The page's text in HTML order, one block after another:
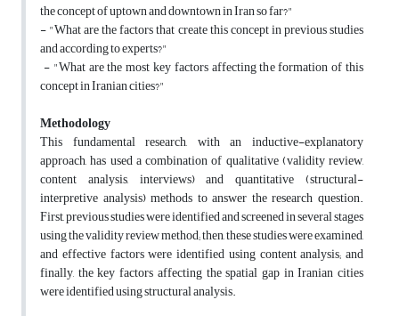
the concept of uptown and downtown in Iran so far?"
- "What are the factors that create this concept in previous studies
and according to experts?"
- "What are the most key factors affecting the formation of this
concept in Iranian cities?"
Methodology
This fundamental research, with an inductive-explanatory
approach, has used a combination of qualitative (validity review,
content analysis, interviews) and quantitative (structural-
interpretive analysis) methods to answer the research question.
First, previous studies were identified and screened in several stages
using the validity review method; then, these studies were examined,
and effective factors were identified using content analysis; and
finally, the key factors affecting the spatial gap in Iranian cities
were identified using structural analysis.